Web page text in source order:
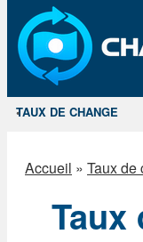
TAUX DE CHANGE
Accueil » Taux de
Taux